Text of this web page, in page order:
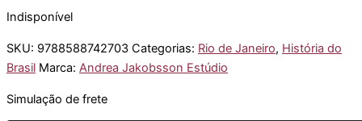
Indisponível
SKU: 9788588742703 Categorias: Rio de Janeiro, História do
Brasil Marca: Andrea Jakobsson Estúdio
Simulação de frete